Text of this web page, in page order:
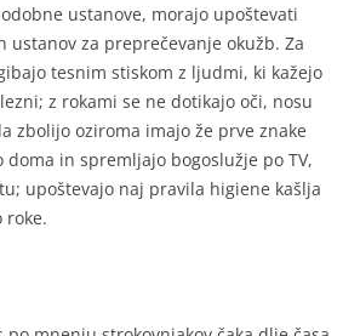
ustanove, morajo upoštevati
ustanov za preprečevanje okužb. Za
tesnim stiskom z ljudmi, ki kažejo
z rokami se ne dotikajo oči, nosu
zbolijo oziroma imajo že prve znake
in spremljajo bogoslužje po TV,
upoštevajo naj pravila higiene kašlja
roke.